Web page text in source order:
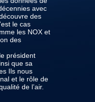
avec
des
le cas
les NOX et
des
président
que sa
Ils nous
et le rôle de
de l’air.